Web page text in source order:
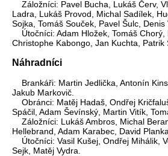
Záložníci: Pavel Bucha, Lukáš Červ,
Ladra, Lukáš Provod, Michal Sadílek,
Sojka, Tomáš Souček, Pavel Šulc, Denis
Útočníci: Adam Hložek, Tomáš Chorý,
Christophe Kabongo, Jan Kuchta, Patrik
Náhradníci
Brankáři: Martin Jedlička, Antonín
Jakub Markovič.
Obránci: Matěj Hadaš, Ondřej
Spáčil, Adam Ševínský, Martin Vitík,
Záložníci: Lukáš Ambros, Michal
Hellebrand, Adam Karabec, David
Útočníci: Vasil Kušej, Ondřej Mihálik,
Sejk, Matěj Vydra.